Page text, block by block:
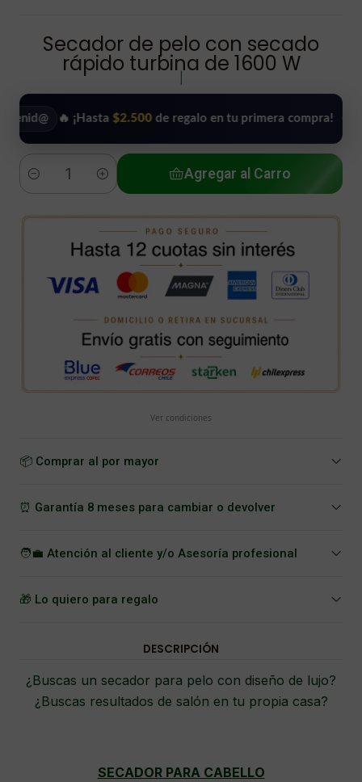
Secador de pelo con secado
rápido turbina de 1600 W
🔥 ¡Hasta $2.500de regalo en tu primera compra! • Usar
Cantidad
Agregar al Carro
Ver condiciones
📦 Comprar al por mayor
⏰ Garantía 8 meses para cambiar o devolver
🧑‍💼 Atención al cliente y/o Asesoría profesional
🎁 Lo quiero para regalo
DESCRIPCIÓN
¿Buscas un secador para pelo con diseño de lujo?
¿Buscas resultados de salón en tu propia casa?
SECADOR PARA CABELLO